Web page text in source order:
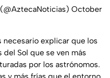
October
necesario explicar que los
Sol que se ven más
por los astrónomos.